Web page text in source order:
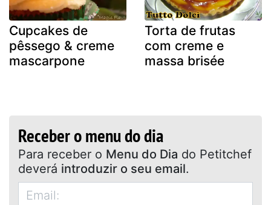
Cupcakes de
pêssego & creme
mascarpone
Torta de frutas
com creme e
massa brisée
Receber o menu do dia
Para receber o Menu do Dia do Petitchef
deverá introduzir o seu email.